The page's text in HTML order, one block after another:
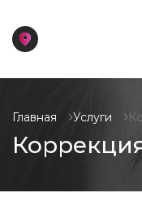
Главная Услуги